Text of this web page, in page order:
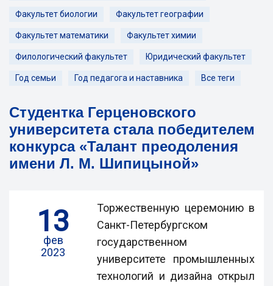
Факультет биологии Факультет географии
Факультет математики Факультет химии
Филологический факультет Юридический факультет
Год семьи Год педагога и наставника Все теги
Студентка Герценовского
университета стала победителем
конкурса «Талант преодоления
имени Л. М. Шипицыной»
13
фев
2023
Торжественную церемонию в
Санкт-Петербургском
государственном
университете промышленных
технологий и дизайна открыл